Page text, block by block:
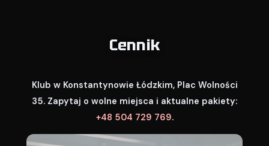
Cennik
Klub w Konstantynowie Łódzkim, Plac Wolności
35. Zapytaj o wolne miejsca i aktualne pakiety:
+48 504 729 769.